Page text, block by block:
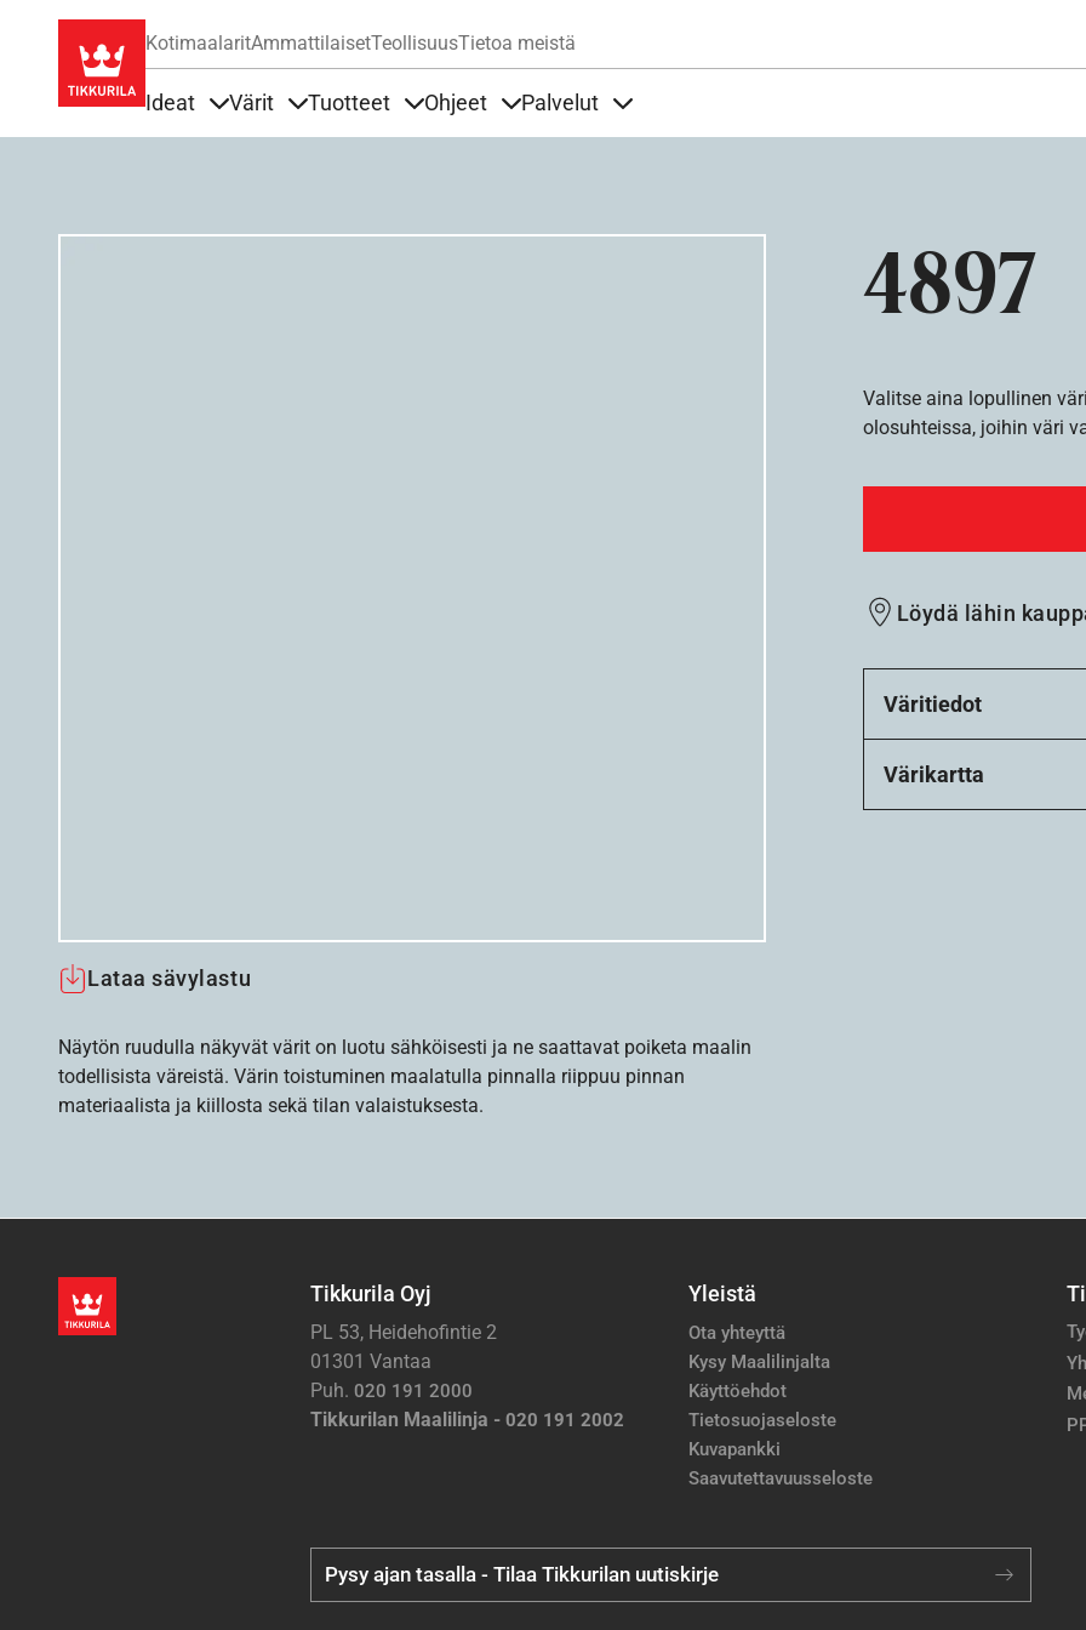
KotimaalaritAmmattilaisetTeollisuusTietoa meistä
Ideat Värit Tuotteet Ohjeet Palvelut
4897
Lataa sävylastu
Näytön ruudulla näkyvät värit on luotu sähköisesti ja ne saattavat poiketa maalin
todellisista väreistä. Värin toistuminen maalatulla pinnalla riippuu pinnan
materiaalista ja kiillosta sekä tilan valaistuksesta.
Valitse aina lopullinen
olosuhteissa, joihin väri
Löydä lähin
Väritiedot
Värikartta
Tikkurila Oyj
PL 53, Heidehofintie 2
01301 Vantaa
Puh. 020 191 2000
Tikkurilan Maalilinja - 020 191 2002
Yleistä
Ota yhteyttä
Kysy Maalilinjalta
Käyttöehdot
Tietosuojaseloste
Kuvapankki
Saavutettavuusseloste
Pysy ajan tasalla - Tilaa Tikkurilan uutiskirje